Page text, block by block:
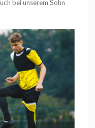
bei unserem Sohn